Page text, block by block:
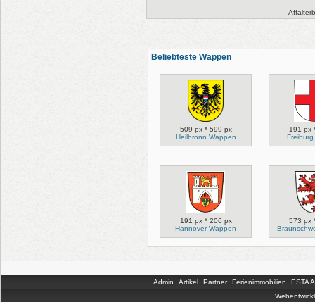
Beliebteste Wappen
509 px * 599 px
Heilbronn Wappen
191 px
191 px * 206 px
Hannover Wappen
573 px
Admin Artikel Partner Ferienimmobilien
ESTA